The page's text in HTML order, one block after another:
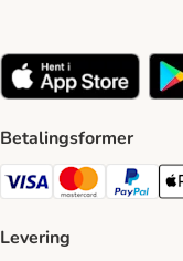
Betalingsformer
VISA Payment Method
MastercardPaypal
Levering